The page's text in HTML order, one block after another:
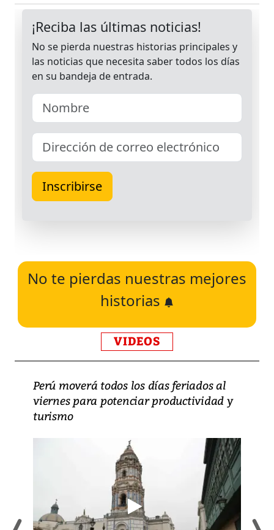
No te pierdas nuestras mejores
historias
VIDEOS
Perú moverá todos los días feriados al
viernes para potenciar productividad y
turismo